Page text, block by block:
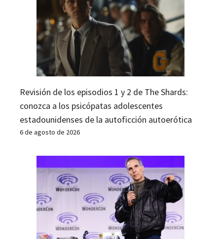
Revisión de los episodios 1 y 2 de The Shards:
conozca a los psicópatas adolescentes
estadounidenses de la autoficción autoerótica
6 de agosto de 2026